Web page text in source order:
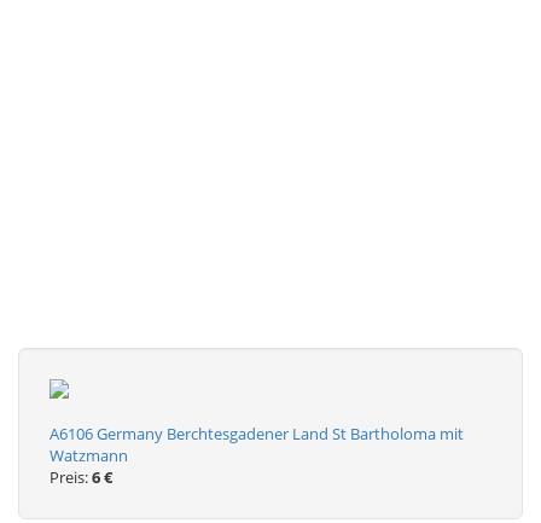
A6106 Germany Berchtesgadener Land St Bartholoma mit
Watzmann
Preis:6 €